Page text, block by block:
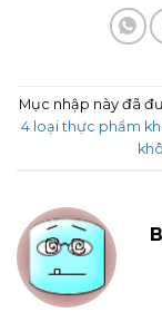
Mục nhập này đã
4 loại thực phẩm